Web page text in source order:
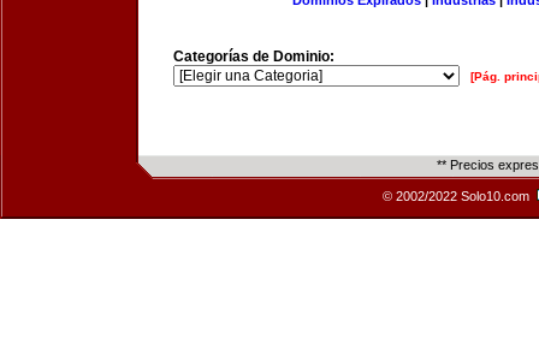
Categorías de Dominio:
[Pág.
** Precios
© 2002/2022 Solo10.com